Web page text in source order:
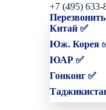
+7 (495) 633-
Китай ✅
Юж. Корея
ЮАР ✅
Гонконг ✅